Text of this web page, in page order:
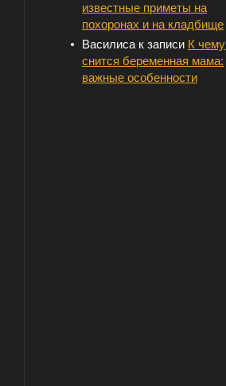
известные приметы на
похоронах и на кладбище
Василиса к записи К чему
снится беременная мама:
важные особенности